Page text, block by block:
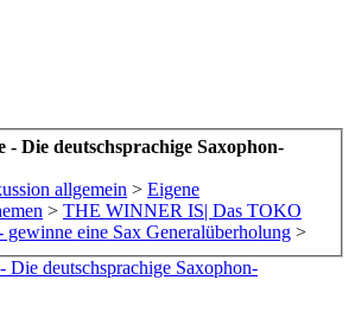
- Die deutschsprachige Saxophon-
allgemein > Eigene
> THE WINNER IS| Das TOKO
gewinne eine Sax Generalüberholung >